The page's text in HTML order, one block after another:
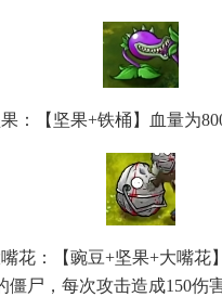
：【坚果+铁桶】血量为
花：【豌豆+坚果+大嘴花
僵尸，每次攻击造成150伤